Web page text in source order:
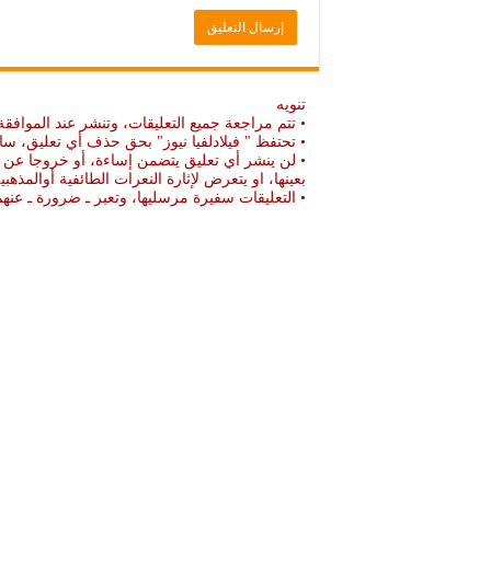
تنويه
• تتم مراجعة جميع التعليقات، وتنشر عند
• تحتفظ " فيلادلفيا نيوز" بحق حذف أي تعليق،
• لن ينشر أي تعليق يتضمن إساءة، أو خروجا عن
بعينها، او يتعرض لإثارة النعرات الطائفية
• التعليقات سفيرة مرسليها، وتعبر ـ ضرورة